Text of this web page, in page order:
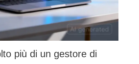
più di un gestore di